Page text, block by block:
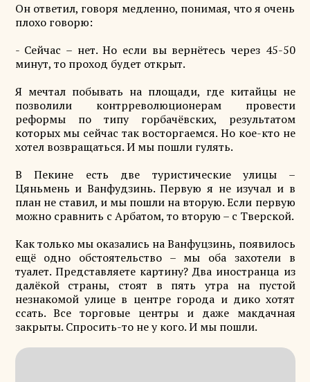
Он ответил, говоря медленно, понимая, что я очень
плохо говорю:
- Сейчас – нет. Но если вы вернётесь через 45-50
минут, то проход будет открыт.
Я мечтал побывать на площади, где китайцы не
позволили контрреволюционерам провести
реформы по типу горбачёвских, результатом
которых мы сейчас так восторгаемся. Но кое-кто не
хотел возвращаться. И мы пошли гулять.
В Пекине есть две туристические улицы –
Цяньмень и Ванфудзинь. Первую я не изучал и в
план не ставил, и мы пошли на вторую. Если первую
можно сравнить с Арбатом, то вторую – с Тверской.
Как только мы оказались на Ванфуцзинь, появилось
ещё одно обстоятельство – мы оба захотели в
туалет. Представляете картину? Два иностранца из
далёкой страны, стоят в пять утра на пустой
незнакомой улице в центре города и дико хотят
ссать. Все торговые центры и даже макдачная
закрыты. Спросить-то не у кого. И мы пошли.